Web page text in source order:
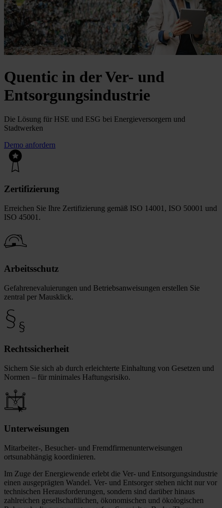
Quentic in der Ver- und
Entsorgungsindustrie
Die Lösung für HSE und ESG bei Energieversorgern und
Stadtwerken
Demo anfordern
Zertifizierung
Erreichen Sie Ihre Zertifizierung gemäß ISO 14001, ISO 50001 und
ISO 45001.
Arbeitsschutz
Gefahrenevaluierungen und Betriebsanweisungen erstellen Sie
zentral per Mausklick.
Rechtssicherheit
Sichern Sie sich ab durch erleichterte Einhaltung von Gesetzen und
Normen – für minimales Haftungsrisiko.
Unterweisungen
Mitarbeiter-, Besucher- und Fremdfirmenunterweisungen
ortsunabhängig koordinieren.
Im Zuge der Energiewende erlebt die Ver- und Entsorgungsindustrie
einen ausgeprägten Wandel. Ver- und Entsorger stehen nicht nur vor
technischen Herausforderungen, sondern sind darüber hinaus
zahlreichen gesellschaftlichen, ökonomischen und ökologischen